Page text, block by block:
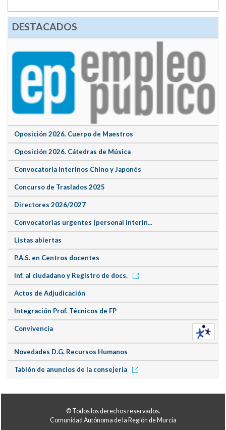
DESTACADOS
Oposición 2026. Cuerpo de Maestros
Oposición 2026. Cátedras de Música
Convocatoria Interinos Chino y Japonés
Concurso de Traslados 2025
Directores 2026/2027
Convocatorias urgentes (personal interin...
Listas abiertas
P.A.S. en Centros docentes
Inf. al ciudadano y Registro de docs.
Actos de Adjudicación
Integración Prof. Técnicos de FP
Convivencia
Novedades D.G. Recursos Humanos
Tablón de anuncios de la consejería
© Todos los derechos reservados.
Comunidad Autónoma de la Región de Murcia